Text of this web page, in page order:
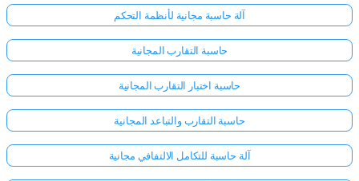
آلة حاسبة مجانية لأنظمة التحكم
حاسبة التقارب المجانية
حاسبة اختبار التقارب المجانية
حاسبة التقارب والتباعد المجانية
آلة حاسبة للتكامل الالتفافي مجانية